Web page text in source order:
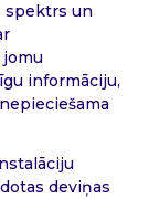
spektrs un
jomu
informāciju,
deviņas